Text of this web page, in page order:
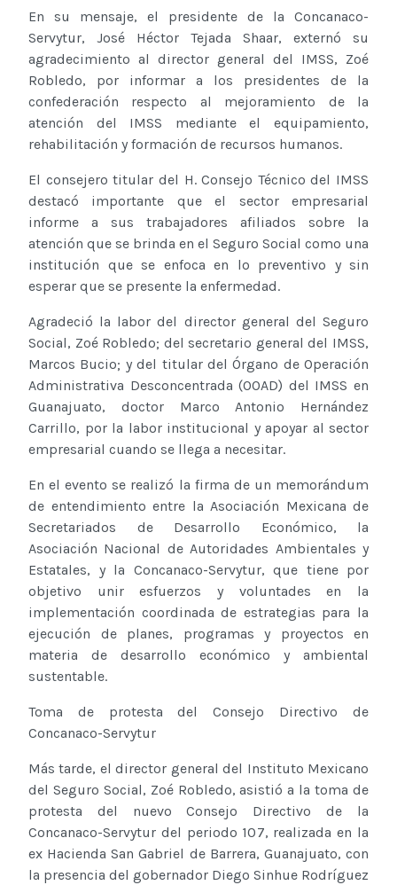
En su mensaje, el presidente de la Concanaco-
Servytur, José Héctor Tejada Shaar, externó su
agradecimiento al director general del IMSS, Zoé
Robledo, por informar a los presidentes de la
confederación respecto al mejoramiento de la
atención del IMSS mediante el equipamiento,
rehabilitación y formación de recursos humanos.
El consejero titular del H. Consejo Técnico del IMSS
destacó importante que el sector empresarial
informe a sus trabajadores afiliados sobre la
atención que se brinda en el Seguro Social como una
institución que se enfoca en lo preventivo y sin
esperar que se presente la enfermedad.
Agradeció la labor del director general del Seguro
Social, Zoé Robledo; del secretario general del IMSS,
Marcos Bucio; y del titular del Órgano de Operación
Administrativa Desconcentrada (OOAD) del IMSS en
Guanajuato, doctor Marco Antonio Hernández
Carrillo, por la labor institucional y apoyar al sector
empresarial cuando se llega a necesitar.
En el evento se realizó la firma de un memorándum
de entendimiento entre la Asociación Mexicana de
Secretariados de Desarrollo Económico, la
Asociación Nacional de Autoridades Ambientales y
Estatales, y la Concanaco-Servytur, que tiene por
objetivo unir esfuerzos y voluntades en la
implementación coordinada de estrategias para la
ejecución de planes, programas y proyectos en
materia de desarrollo económico y ambiental
sustentable.
Toma de protesta del Consejo Directivo de
Concanaco-Servytur
Más tarde, el director general del Instituto Mexicano
del Seguro Social, Zoé Robledo, asistió a la toma de
protesta del nuevo Consejo Directivo de la
Concanaco-Servytur del periodo 107, realizada en la
ex Hacienda San Gabriel de Barrera, Guanajuato, con
la presencia del gobernador Diego Sinhue Rodríguez